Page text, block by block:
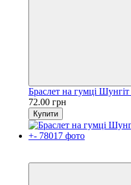
Браслет на гумці
72.00 грн
Купити